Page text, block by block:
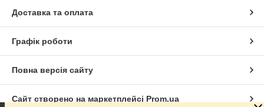
Доставка та оплата
Графік роботи
Повна версія сайту
Сайт створено на маркетплейсі Prom.ua